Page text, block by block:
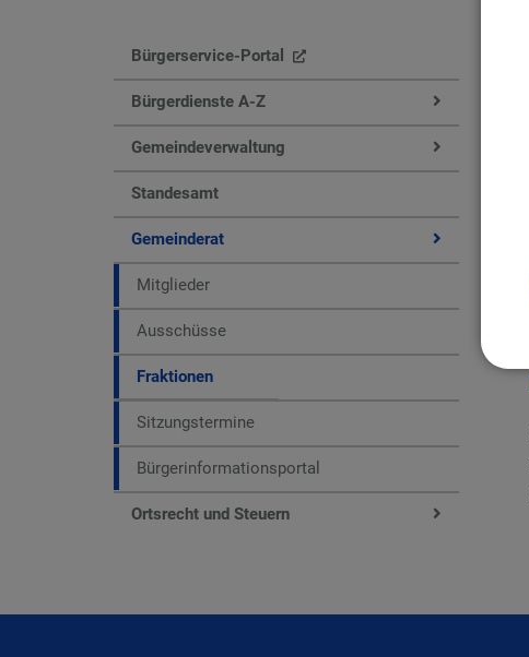
Bürgerservice-Portal
Bürgerdienste A-Z
Gemeindeverwaltung
Standesamt
Gemeinderat
Mitglieder
Ausschüsse
Fraktionen
Sitzungstermine
Bürgerinformationsportal
Ortsrecht und Steuern